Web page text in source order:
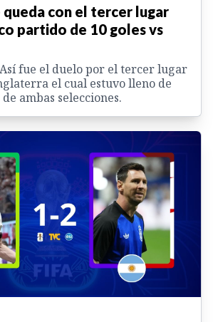
con el tercer lugar
partido de 10 goles vs
fue el duelo por el tercer lugar
el cual estuvo lleno de
ambas selecciones.